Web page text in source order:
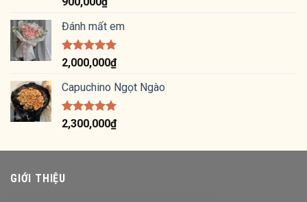
hạng
5.00
5 sao
Đánh mất em
Được xếp
hạng 5.00
5 sao
2,000,000₫
Capuchino Ngọt Ngào
Được xếp
hạng 5.00
2,300,000₫
GIỚI THIỆU